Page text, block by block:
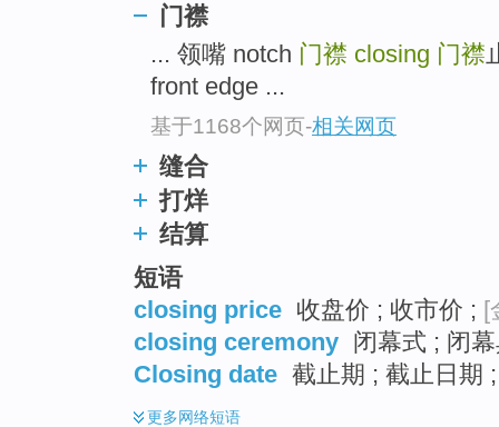
门襟
... 领嘴 notch 门襟 closing 门襟
front edge ...
基于1168个网页-相关网页
缝合
打烊
结算
短语
closing price 收盘价 ; 收市价 ; [
closing ceremony 闭幕式 ; 闭
Closing date 截止期 ; 截止日期
更多网络短语